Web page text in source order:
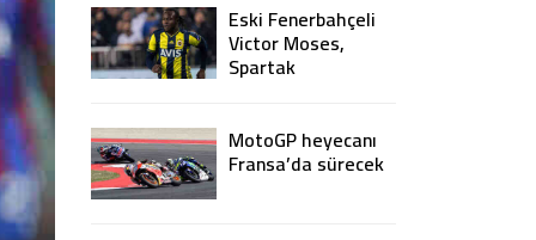
Eski Fenerbahçeli
Victor Moses,
Spartak
MotoGP heyecanı
Fransa’da sürecek